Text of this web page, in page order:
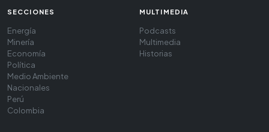
SECCIONES
Energía
Minería
Economía
Política
Medio Ambiente
Nacionales
Perú
Colombia
MULTIMEDIA
Podcasts
Multimedia
Historias